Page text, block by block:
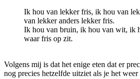
Ik hou van lekker fris, ik hou van
van lekker anders lekker fris.
Ik hou van bruin, ik hou van wit, ik
waar fris op zit.
Volgens mij is dat het enige eten dat er
nog precies hetzelfde uitziet als je het